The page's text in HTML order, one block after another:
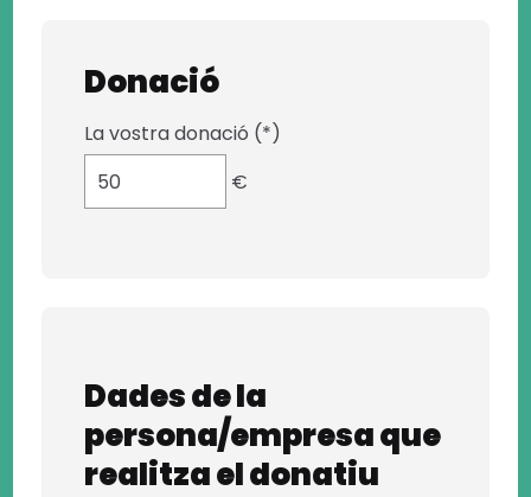
Donació
La vostra donació (*)
€
Dades de la
persona/empresa que
realitza el donatiu